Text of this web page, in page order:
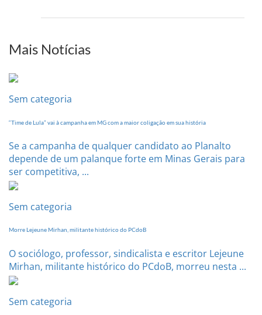
PI
setembro
Mais Notícias
Sem categoria
“Time de Lula” vai à campanha em MG com a maior coligação em sua história
Se a campanha de qualquer candidato ao Planalto
depende de um palanque forte em Minas Gerais para
ser competitiva, ...
Sem categoria
Morre Lejeune Mirhan, militante histórico do PCdoB
O sociólogo, professor, sindicalista e escritor Lejeune
Mirhan, militante histórico do PCdoB, morreu nesta ...
Sem categoria